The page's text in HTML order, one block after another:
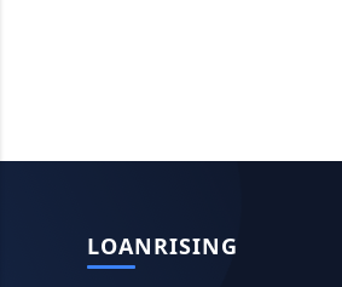
LOANRISING